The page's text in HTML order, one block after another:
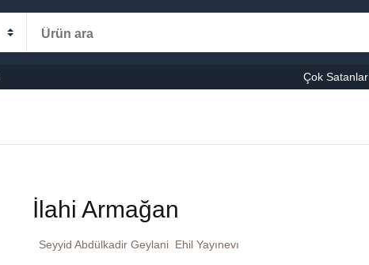
Çok Satanlar
Başvuru – Kaynak
Bestseller
İlahi Armağan
Seyyid Abdülkadir Geylani Ehil Yayınevı